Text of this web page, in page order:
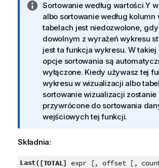
I
n
f
o
r
m
a
c
j
a
Sortowanie według wartości Y
albo sortowanie według kolumn
tabelach jest niedozwolone,
dowolnym z wyrażeń wykresu
jest ta funkcja wykresu. W
opcje sortowania są
wyłączone. Kiedy używasz tej
wykresu w wizualizacji albo
sortowanie wizualizacji zostanie
przywrócone do sortowania
wejściowych tej funkcji.
Składnia:
Last([TOTAL] expr [, offset [,